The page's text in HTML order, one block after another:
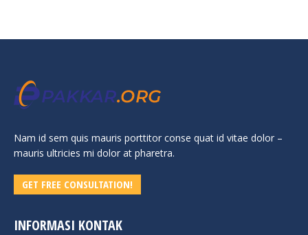
Nam id sem quis mauris porttitor conse quat id vitae dolor –
mauris ultricies mi dolor at pharetra.
GET FREE CONSULTATION!
INFORMASI KONTAK